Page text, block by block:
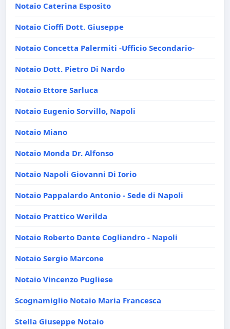
Notaio Caterina Esposito
Notaio Cioffi Dott. Giuseppe
Notaio Concetta Palermiti -Ufficio Secondario-
Notaio Dott. Pietro Di Nardo
Notaio Ettore Sarluca
Notaio Eugenio Sorvillo, Napoli
Notaio Miano
Notaio Monda Dr. Alfonso
Notaio Napoli Giovanni Di Iorio
Notaio Pappalardo Antonio - Sede di Napoli
Notaio Prattico Werilda
Notaio Roberto Dante Cogliandro - Napoli
Notaio Sergio Marcone
Notaio Vincenzo Pugliese
Scognamiglio Notaio Maria Francesca
Stella Giuseppe Notaio